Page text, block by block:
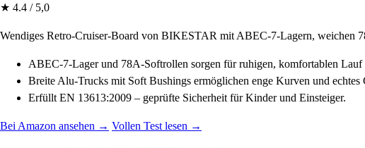
★ 4.4 / 5,0
Wendiges Retro-Cruiser-Board von BIKESTAR mit ABEC-7-Lagern, weichen
ABEC-7-Lager und 78A-Softrollen sorgen für ruhigen, komfortablen Lauf
Breite Alu-Trucks mit Soft Bushings ermöglichen enge Kurven und echtes
Erfüllt EN 13613:2009 – geprüfte Sicherheit für Kinder und Einsteiger.
Bei Amazon ansehen → Vollen Test lesen →